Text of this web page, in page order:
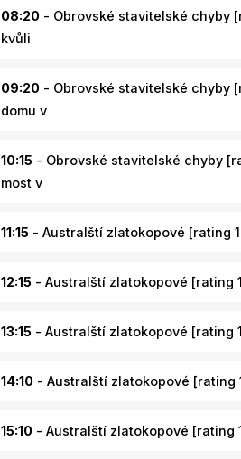
08:20 - Obrovské stavitelské chyby
kvůli
09:20 - Obrovské stavitelské chyby
domu v
10:15 - Obrovské stavitelské chyby
most v
11:15 - Australští zlatokopové [rating
12:15 - Australští zlatokopové [rating
13:15 - Australští zlatokopové [rating
14:10 - Australští zlatokopové [rating
15:10 - Australští zlatokopové [rating